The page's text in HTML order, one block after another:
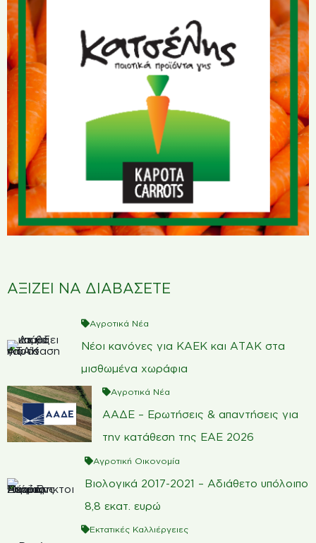
ΑΞΙΖΕΙ ΝΑ ΔΙΑΒΑΣΕΤΕ
Αγροτικά Νέα
Νέοι κανόνες για ΚΑΕΚ και ΑΤΑΚ στα
μισθωμένα χωράφια
Αγροτικά Νέα
ΑΑΔΕ – Ερωτήσεις & απαντήσεις για
την κατάθεση της ΕΑΕ 2026
Αγροτική Οικονομία
Βιολογικά 2017-2021 – Αδιάθετο υπόλοιπο
8,8 εκατ. ευρώ
Εκτατικές Καλλιέργειες